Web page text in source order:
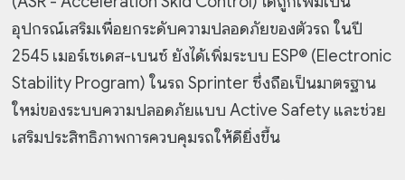
อุปกรณ์เสริมเพื่อยกระดับความปลอดภัยของตัวรถ ในปี
2545 เมอร์เซเดส-เบนซ์ ยังได้เพิ่มระบบ ESP® (Electronic
Stability Program) ในรถ Sprinter ซึ่งถือเป็นมาตรฐาน
ใหม่ของระบบความปลอดภัยแบบ Active Safety และช่วย
เสริมประสิทธิภาพการควบคุมรถให้ดียิ่งขึ้น